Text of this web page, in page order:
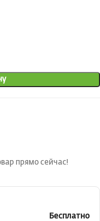
прямо сейчас!
Бесплатно